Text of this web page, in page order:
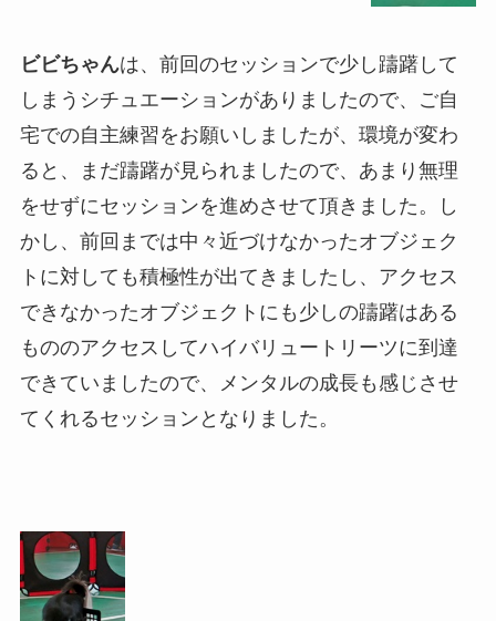
ビビちゃんは、前回のセッションで少し躊躇して
しまうシチュエーションがありましたので、ご自
宅での自主練習をお願いしましたが、環境が変わ
ると、まだ躊躇が見られましたので、あまり無理
をせずにセッションを進めさせて頂きました。し
かし、前回までは中々近づけなかったオブジェク
トに対しても積極性が出てきましたし、アクセス
できなかったオブジェクトにも少しの躊躇はある
もののアクセスしてハイバリュートリーツに到達
できていましたので、メンタルの成長も感じさせ
てくれるセッションとなりました。